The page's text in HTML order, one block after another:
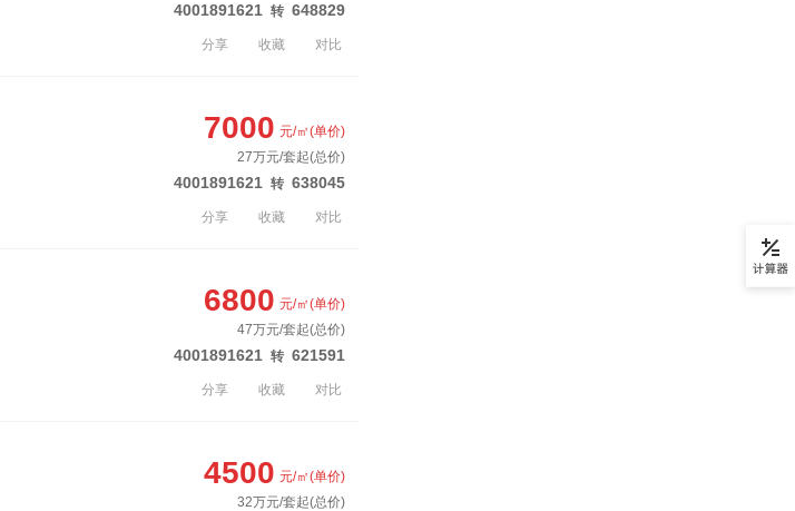
4001891621 转 648829
分享 收藏 对比
4001891621 转 638045
7000 元/㎡(单价)
27万元/套起(总价)
分享 收藏 对比
4001891621 转 621591
6800 元/㎡(单价)
47万元/套起(总价)
分享 收藏 对比
4500 元/㎡(单价)
32万元/套起(总价)